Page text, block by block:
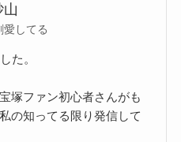
山
愛してる
た。
塚ファン初心者さんがも
の知ってる限り発信して